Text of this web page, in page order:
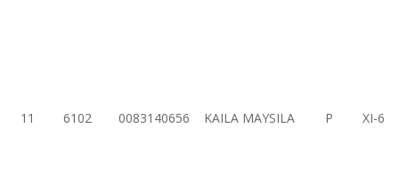
11 6102 0083140656 KAILA MAYSILA P XI-6